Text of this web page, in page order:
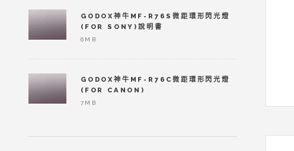
GODOX神牛MF-R76S微距環形閃光燈
(FOR SONY)說明書
6MB
GODOX神牛MF-R76C微距環形閃光燈
(FOR CANON)
7MB